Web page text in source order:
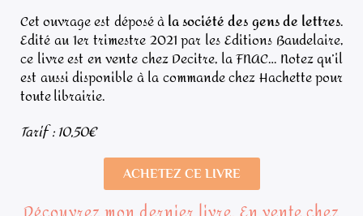
Cet ouvrage est déposé àla société des gens de lettres.
Edité au 1er trimestre 2021 par les Editions Baudelaire,
ce livre est en vente chez Decitre, la FNAC… Notez qu’il
est aussi disponible à la commande chez Hachette pour
toute librairie.
Tarif : 10,50€
ACHETEZ CE LIVRE